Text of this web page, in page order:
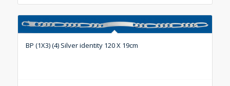
BP (1X3) (4) Silver identity 120 X 19cm